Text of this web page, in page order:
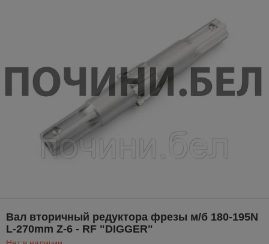
Вал вторичный редуктора фрезы м/б 180-195N
L-270mm Z-6 - RF "DIGGER"